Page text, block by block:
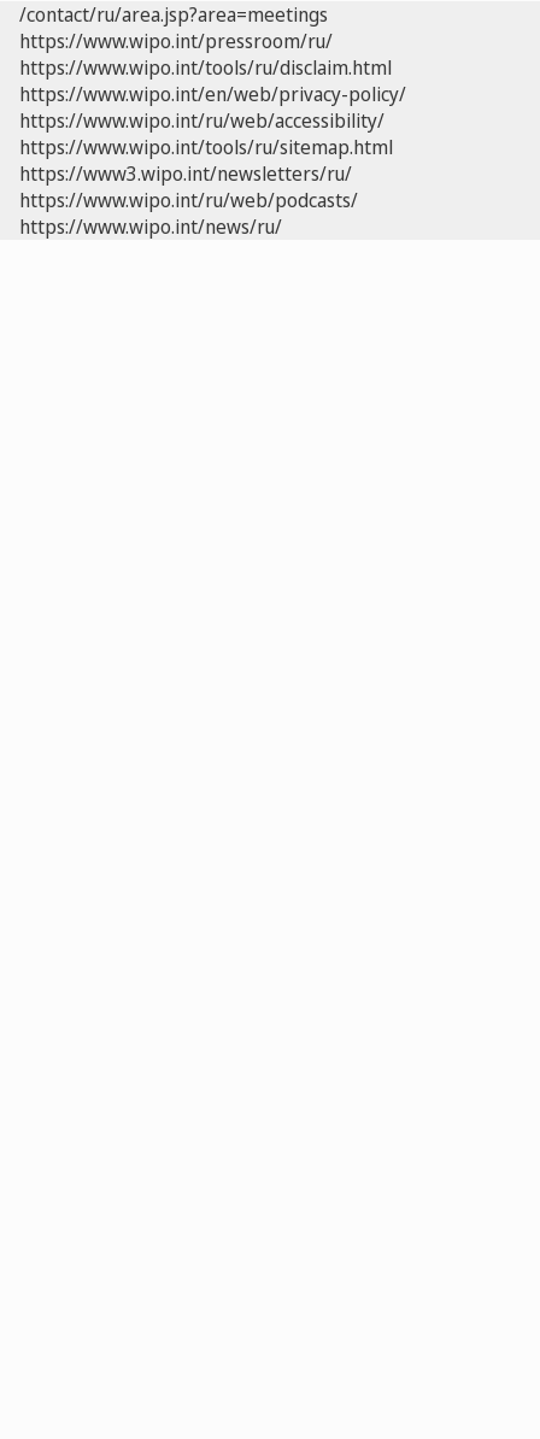
/contact/ru/area.jsp?area=meetings
https://www.wipo.int/pressroom/ru/
https://www.wipo.int/tools/ru/disclaim.html
https://www.wipo.int/en/web/privacy-policy/
https://www.wipo.int/ru/web/accessibility/
https://www.wipo.int/tools/ru/sitemap.html
https://www3.wipo.int/newsletters/ru/
https://www.wipo.int/ru/web/podcasts/
https://www.wipo.int/news/ru/